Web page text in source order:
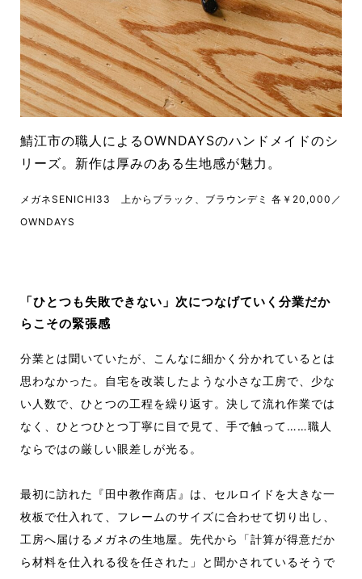
鯖江市の職人によるOWNDAYSのハ ンドメイドのシ
リーズ。 新作は厚みのある生地感が魅力。
メガネSEN ICHI33 上からブラッ ク、ブラウンデミ 各￥ 20,000 ／
OWNDAYS
「ひとつも失敗できない」次につなげていく分業だか
らこその緊張感
分業とは聞いていたが、こんなに細かく分かれているとは
思わなかった。自宅を改装し たような小さな工房で、少な
い人数で、ひと つの工程を繰り返す。決して流れ作業では
な く、ひとつひとつ丁寧に目で見て、手で触って……職人
ならではの厳しい眼差しが光る。
最初に訪れた『田中教作商店』は、セルロイ ドを大きな一
枚板で仕入れて、フレームのサイズに合わせて切り出し、
工房へ届けるメガネの生地屋。先代から「計算が得意だか
ら材料を仕入れる役を任された」と聞かされているそうで